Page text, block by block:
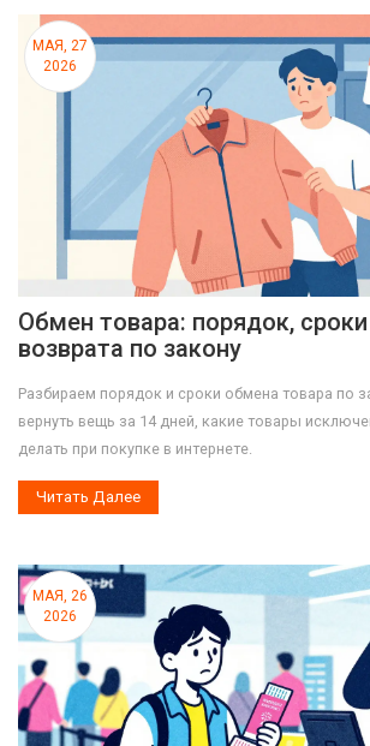
МАЯ, 27
2026
Обмен товара: порядок,
возврата по закону
Разбираем порядок и сроки обмена товара по
вернуть вещь за 14 дней, какие товары
делать при покупке в интернете.
Читать Далее
МАЯ, 26
2026